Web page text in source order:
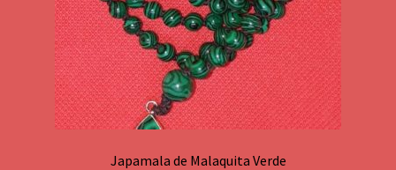
Japamala de Malaquita Verde